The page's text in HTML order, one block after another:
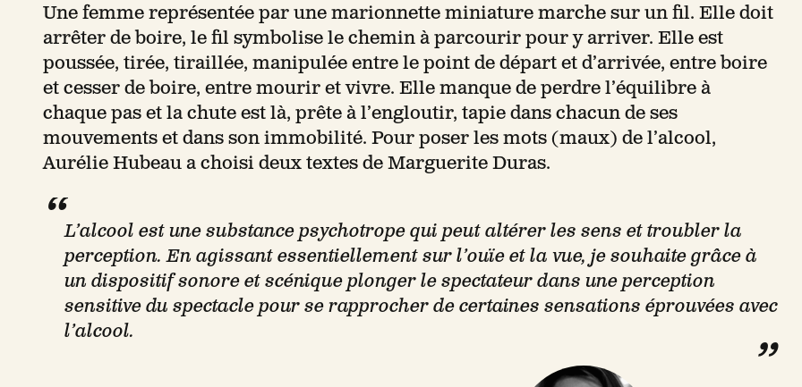
Une femme représentée par une marionnette miniature marche sur un fil. Elle doit
arrêter de boire, le fil symbolise le chemin à parcourir pour y arriver. Elle est
poussée, tirée, tiraillée, manipulée entre le point de départ et d’arrivée, entre boire
et cesser de boire, entre mourir et vivre. Elle manque de perdre l’équilibre à
chaque pas et la chute est là, prête à l’engloutir, tapie dans chacun de ses
mouvements et dans son immobilité. Pour poser les mots (maux) de l’alcool,
Aurélie Hubeau a choisi deux textes de Marguerite Duras.
L’alcool est une substance psychotrope qui peut altérer les sens et troubler la
perception. En agissant essentiellement sur l’ouïe et la vue, je souhaite grâce à
un dispositif sonore et scénique plonger le spectateur dans une perception
sensitive du spectacle pour se rapprocher de certaines sensations éprouvées avec
l’alcool.